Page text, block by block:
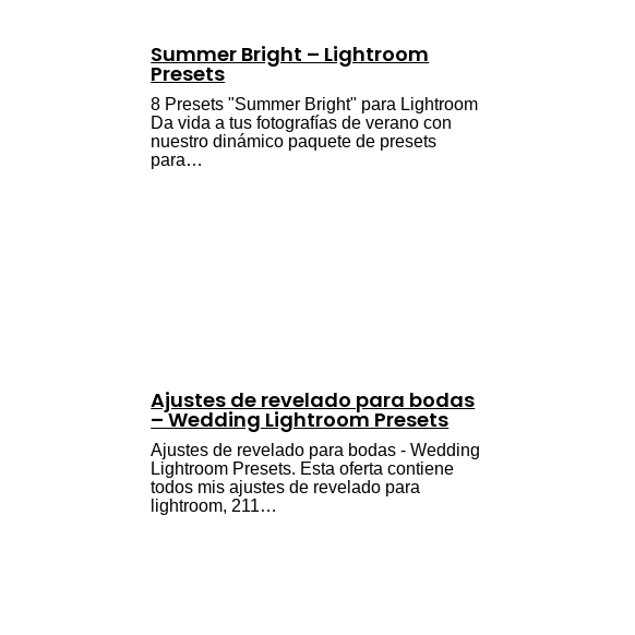
Summer Bright – Lightroom
Presets
8 Presets "Summer Bright" para Lightroom
Da vida a tus fotografías de verano con
nuestro dinámico paquete de presets
para…
Ajustes de revelado para bodas
– Wedding Lightroom Presets
Ajustes de revelado para bodas - Wedding
Lightroom Presets. Esta oferta contiene
todos mis ajustes de revelado para
lightroom, 211…